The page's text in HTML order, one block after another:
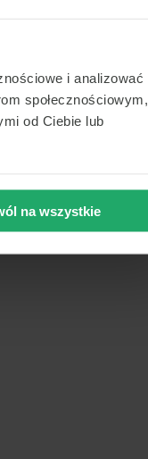
i analizować
społecznościowym,
od Ciebie lub
na wszystkie